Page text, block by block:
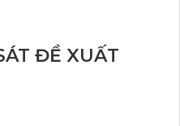
ĐỀ XUẤT